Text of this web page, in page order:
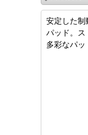
安定した制
パッド。ス
多彩なパ